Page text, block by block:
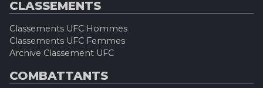
CLASSEMENTS
Classements UFC Hommes
Classements UFC Femmes
Archive Classement UFC
COMBATTANTS